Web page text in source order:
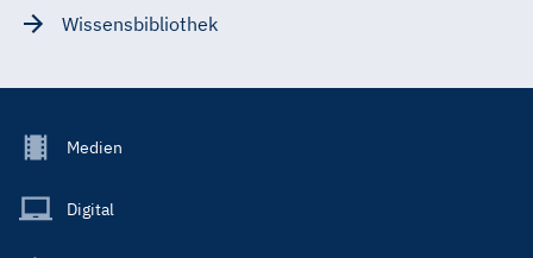
Wissensbibliothek
Footer
Main
Medien
Digital